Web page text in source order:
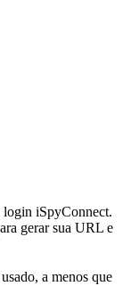
login iSpyConnect.
gerar sua URL e
a menos que